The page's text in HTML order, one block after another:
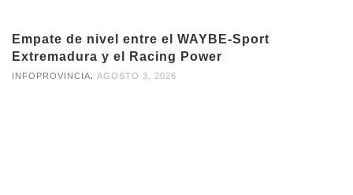
Empate de nivel entre el WAYBE-Sport
Extremadura y el Racing Power
INFOPROVINCIA, AGOSTO 3, 2026